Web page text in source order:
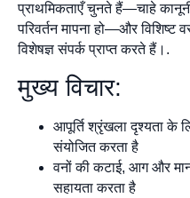
प्राथमिकताएँ चुनते हैं—चाहे
परिवर्तन मापना हो—और
विशेषज्ञ संपर्क प्राप्त करते हैं।.
मुख्य विचार:
आपूर्ति श्रृंखला दृश्यता के
संयोजित करता है
वनों की कटाई, आग और
सहायता करता है